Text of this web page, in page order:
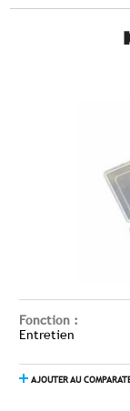
Fonction :
Entretien
AJOUTER AU